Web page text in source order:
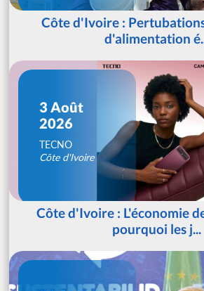
Côte d'Ivoire :
d'alimentation
3 Août
2026
TECNO
Côte d'Ivoire
Côte d'Ivoire : L'économie
pourquoi les j...